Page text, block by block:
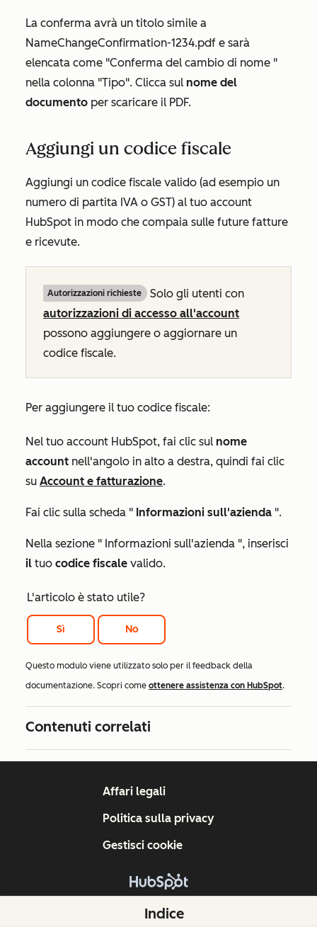
La conferma avrà un titolo simile a
NameChangeConfirmation-1234.pdf e sarà
elencata come "Conferma del cambio di nome "
nella colonna "Tipo". Clicca sul nome del
documento per scaricare il PDF.
Aggiungi un codice fiscale
Aggiungi un codice fiscale valido (ad esempio un
numero di partita IVA o GST) al tuo account
HubSpot in modo che compaia sulle future fatture
e ricevute.
Autorizzazioni richieste
Solo gli utenti con
autorizzazioni di accesso all'account
possono aggiungere o aggiornare un
codice fiscale.
Per aggiungere il tuo codice fiscale:
Nel tuo account HubSpot, fai clic sul nome
account nell'angolo in alto a destra, quindi fai clic
su Account e fatturazione.
Fai clic sulla scheda " Informazioni sull'azienda ".
Nella sezione " Informazioni sull'azienda ", inserisci
il tuo codice fiscale valido.
L'articolo è stato utile?
Sì No
Questo modulo viene utilizzato solo per il feedback della
documentazione. Scopri come ottenere assistenza con HubSpot.
Contenuti correlati
Indice
Copyright © 2026 HubSpot, Inc.
Affari legali
Politica sulla privacy
Gestisci cookie